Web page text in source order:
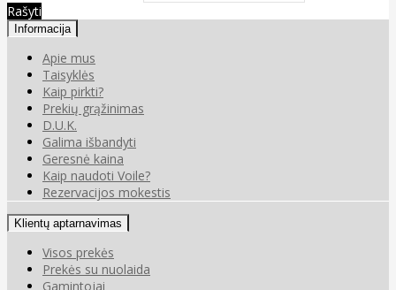
Rašyti
Informacija
Apie mus
Taisyklės
Kaip pirkti?
Prekių grąžinimas
D.U.K.
Galima išbandyti
Geresnė kaina
Kaip naudoti Voile?
Rezervacijos mokestis
Klientų aptarnavimas
Visos prekės
Prekės su nuolaida
Gamintojai